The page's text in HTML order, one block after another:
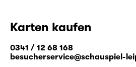
Karten kaufen
0341 / 12 68 168
besucherservice@schauspiel-